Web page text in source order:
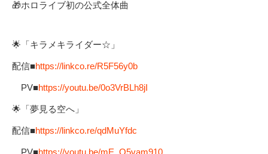
🎁ホロライブ初の公式全体曲
🌟「キラメキライダー☆」
配信■https://linkco.re/R5F56y0b
PV■https://youtu.be/0o3VrBLh8jI
🌟「夢見る空へ」
配信■https://linkco.re/qdMuYfdc